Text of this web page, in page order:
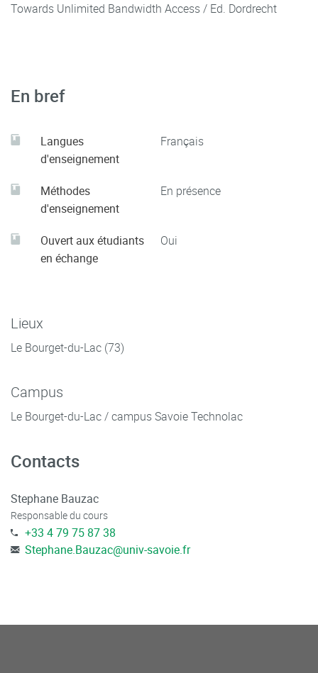
Towards Unlimited Bandwidth Access / Ed. Dordrecht
En bref
Langues
d'enseignement
Français
Méthodes
d'enseignement
En présence
Ouvert aux étudiants
en échange
Oui
Lieux
Le Bourget-du-Lac (73)
Campus
Le Bourget-du-Lac / campus Savoie Technolac
Contacts
Stephane Bauzac
Responsable du cours
+33 4 79 75 87 38
Stephane.Bauzac@univ-savoie.fr